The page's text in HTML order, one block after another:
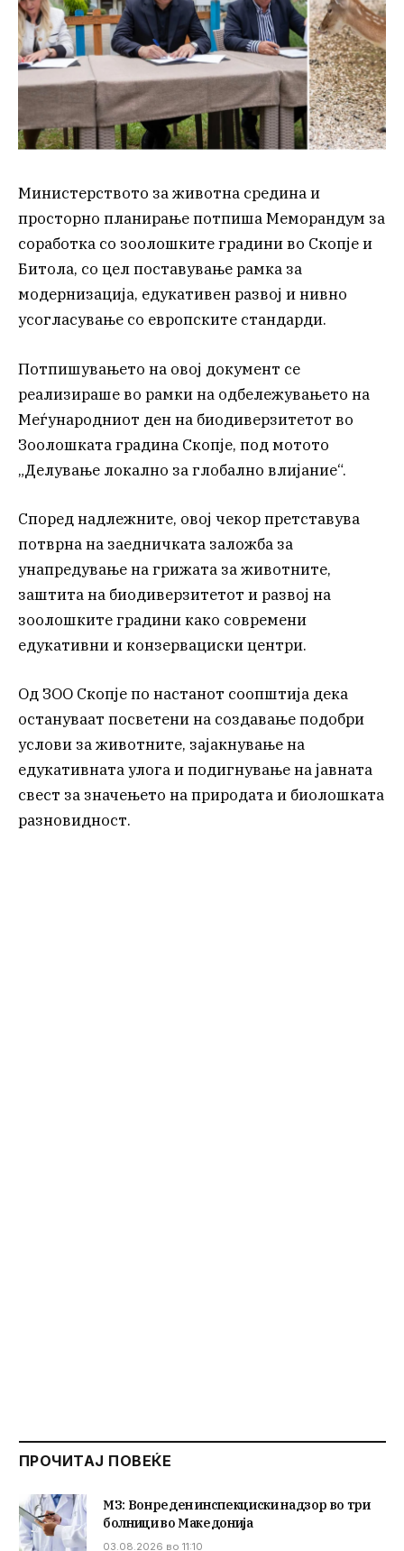
Министерството за животна средина и
просторно планирање потпиша Меморандум за
соработка со зоолошките градини во Скопје и
Битола, со цел поставување рамка за
модернизација, едукативен развој и нивно
усогласување со европските стандарди.
Потпишувањето на овој документ се
реализираше во рамки на одбележувањето на
Меѓународниот ден на биодиверзитетот во
Зоолошката градина Скопје, под мотото
„Делување локално за глобално влијание“.
Според надлежните, овој чекор претставува
потврна на заедничката заложба за
унапредување на грижата за животните,
заштита на биодиверзитетот и развој на
зоолошките градини како современи
едукативни и конзервациски центри.
Од ЗОО Скопје по настанот соопштија дека
остануваат посветени на создавање подобри
услови за животните, зајакнување на
едукативната улога и подигнување на јавната
свест за значењето на природата и биолошката
разновидност.
ПРОЧИТАЈ ПОВЕЌЕ
МЗ: Вонреден инспекциски надзор во три
болници во Македонија
03.08.2026 во 11:10